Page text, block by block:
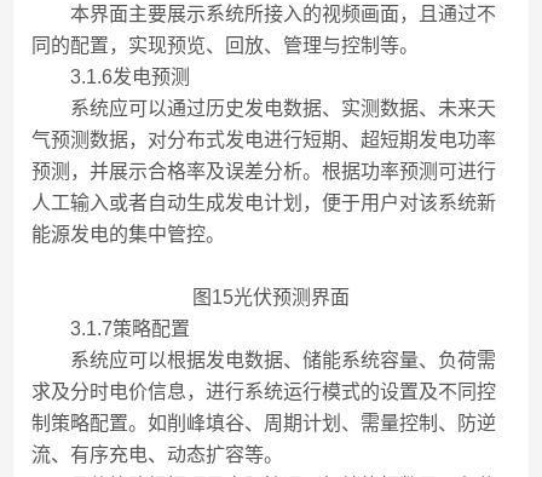
本界面主要展示系统所接入的视频画面，且通过不
同的配置，实现预览、回放、管理与控制等。
3.1.6发电预测
系统应可以通过历史发电数据、实测数据、未来天
气预测数据，对分布式发电进行短期、超短期发电功率
预测，并展示合格率及误差分析。根据功率预测可进行
人工输入或者自动生成发电计划，便于用户对该系统新
能源发电的集中管控。
图15光伏预测界面
3.1.7策略配置
系统应可以根据发电数据、储能系统容量、负荷需
求及分时电价信息，进行系统运行模式的设置及不同控
制策略配置。如削峰填谷、周期计划、需量控制、防逆
流、有序充电、动态扩容等。